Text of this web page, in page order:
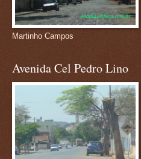
Martinho Campos
Avenida Cel Pedro Lino